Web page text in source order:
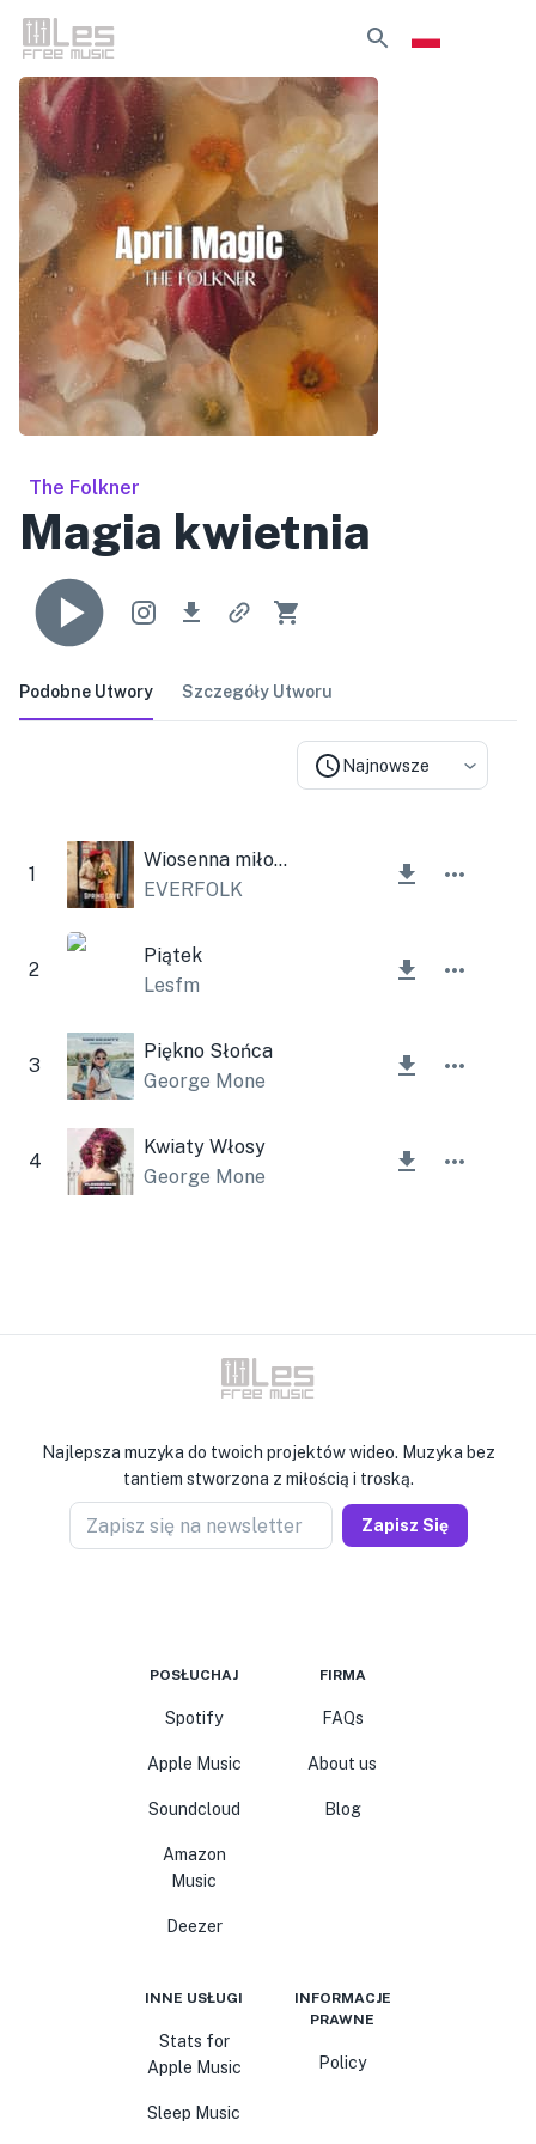
The Folkner
Magia kwietnia
Podobne Utwory Szczegóły Utworu
Najnowsze
1
Wiosenna miłość
EVERFOLK
2
Piątek
Lesfm
3
Piękno Słońca
George Mone
4
Kwiaty Włosy
George Mone
Najlepsza muzyka do twoich projektów wideo. Muzyka bez
tantiem stworzona z miłością i troską.
Zapisz się na newsletter Zapisz Się
POSŁUCHAJ
Spotify
Apple Music
Soundcloud
Amazon
Music
Deezer
FIRMA
FAQs
About us
Blog
INNE USŁUGI
Stats for
Apple Music
Sleep Music
INFORMACJE
PRAWNE
Policy